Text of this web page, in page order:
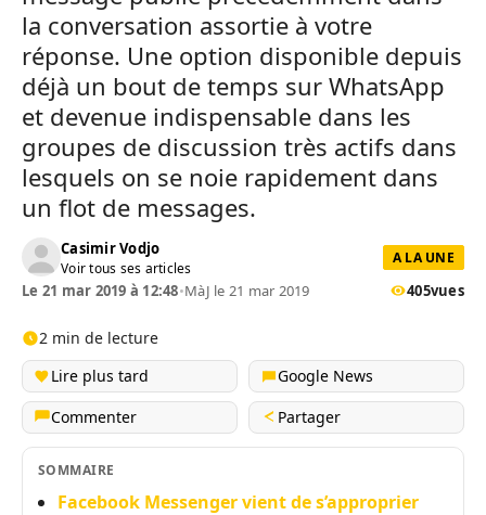
la conversation assortie à votre
réponse. Une option disponible depuis
déjà un bout de temps sur WhatsApp
et devenue indispensable dans les
groupes de discussion très actifs dans
lesquels on se noie rapidement dans
un flot de messages.
Casimir Vodjo
Voir tous ses articles
A LA UNE
Le 21 mar 2019 à 12:48•MàJ le 21 mar 2019 405vues
2 min de lecture
Lire plus tard
Google News
Commenter
Partager
SOMMAIRE
Facebook Messenger vient de s’approprier